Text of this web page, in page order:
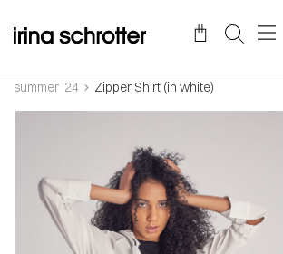
summer '24 Zipper Shirt (in white)